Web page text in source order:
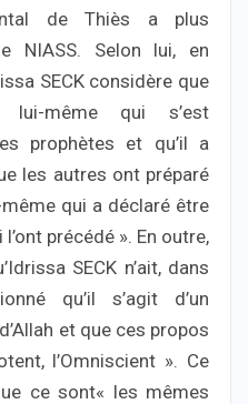
de Thiès a plus
NIASS. Selon lui, en
SECK considère que
même qui s’est
prophètes et qu’il a
les autres ont préparé
qui a déclaré être
précédé ». En outre,
SECK n’ait, dans
qu’il s’agit d’un
et que ces propos
l’Omniscient ». Ce
ce sont« les mêmes